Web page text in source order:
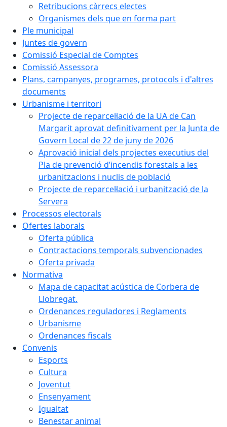
Retribucions càrrecs electes
Organismes dels que en forma part
Ple municipal
Juntes de govern
Comissió Especial de Comptes
Comissió Assessora
Plans, campanyes, programes, protocols i d'altres
documents
Urbanisme i territori
Projecte de reparcel·lació de la UA de Can
Margarit aprovat definitivament per la Junta de
Govern Local de 22 de juny de 2026
Aprovació inicial dels projectes executius del
Pla de prevenció d’incendis forestals a les
urbanitzacions i nuclis de població
Projecte de reparcel·lació i urbanització de la
Servera
Processos electorals
Ofertes laborals
Oferta pública
Contractacions temporals subvencionades
Oferta privada
Normativa
Mapa de capacitat acústica de Corbera de
Llobregat.
Ordenances reguladores i Reglaments
Urbanisme
Ordenances fiscals
Convenis
Esports
Cultura
Joventut
Ensenyament
Igualtat
Benestar animal